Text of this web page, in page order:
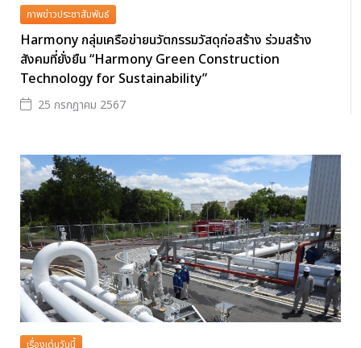
ภาพข่าวประชาสัมพันธ์
Harmony กลุ่มเครือข่ายนวัตกรรมวัสดุก่อสร้าง ร่วมสร้าง
สังคมที่ยั่งยืน “Harmony Green Construction
Technology for Sustainability”
25 กรกฎาคม 2567
เรื่องเด่นวันนี้